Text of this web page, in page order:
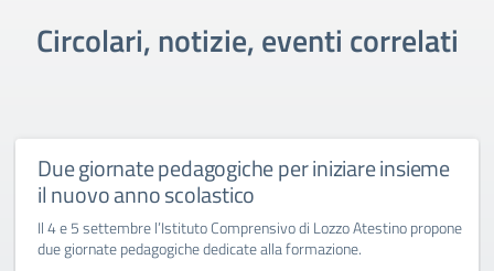
Circolari, notizie, eventi correlati
Due giornate pedagogiche per iniziare insieme
il nuovo anno scolastico
Il 4 e 5 settembre l’Istituto Comprensivo di Lozzo Atestino propone
due giornate pedagogiche dedicate alla formazione.